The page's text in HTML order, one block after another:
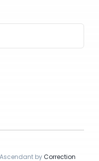
byCorrection